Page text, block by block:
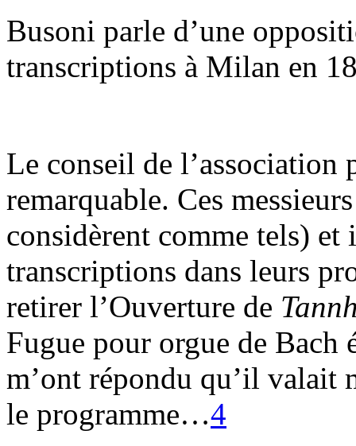
Busoni parle d’une
transcriptions à Milan en
Le conseil de l’association
remarquable. Ces
considèrent comme tels) et
transcriptions dans leurs
retirer l’Ouverture de
Fugue pour orgue de
m’ont répondu qu’il valait
le programme…4